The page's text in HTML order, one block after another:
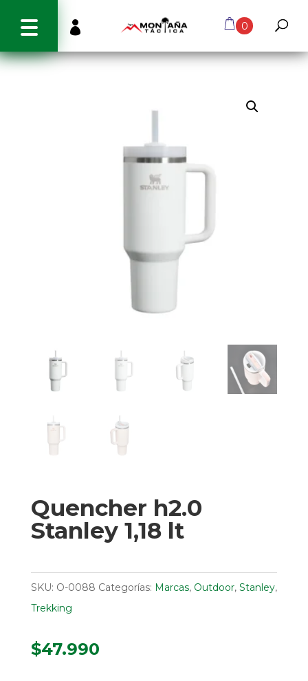
0

Quencher h2.0
Stanley 1,18 lt
SKU: O-0088 Categorías: Marcas, Outdoor, Stanley,
Trekking
$47.990